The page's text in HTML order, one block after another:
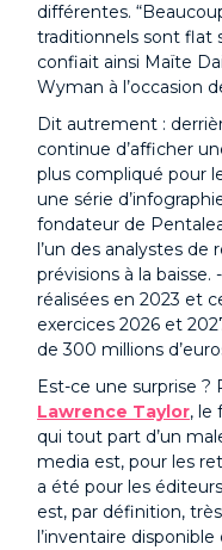
différentes.
traditionnels sont flat
confiait ainsi Maïte
Wyman à l’occasion
Dit autrement :
continue d’afficher
plus compliqué pour
une série
fondateur de
l’un des analystes de
prévisions à la
réalisées en 2023 et
exercices 2026 et
de 300 millions
Est-ce une surprise ?
Lawrence Taylor, le
qui tout part d’un
media est, pour les
a été pour les
est, par définition, très
l’inventaire disponible